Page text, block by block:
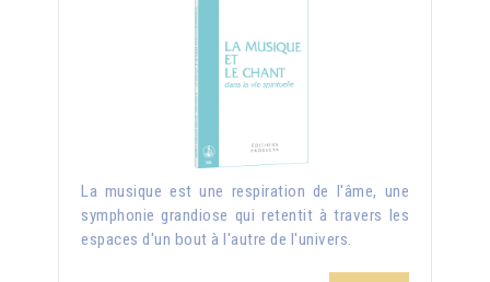
La musique est une respiration de l'âme, une
symphonie grandiose qui retentit à travers les
espaces d'un bout à l'autre de l'univers.